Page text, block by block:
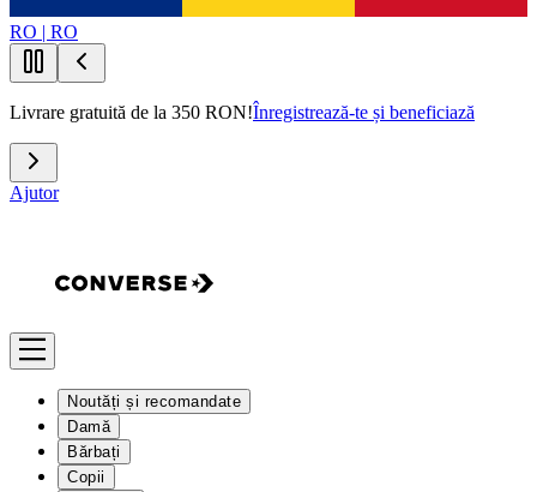
RO | RO
Livrare gratuită de la 350 RON!Înregistrează-te și beneficiază
Ajutor
Noutăți și recomandate
Damă
Bărbați
Copii